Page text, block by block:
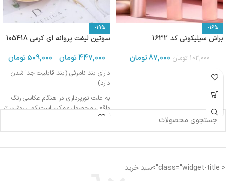
-16%
براش سیلیکونی کد 1632
103,000 تومان87,000تومان
-19%
سوتین لیفت پروانه ای کرمی 105418
447,000تومان–
509,000 تومان
دارای بند نامرئی (بند قابلیت جدا شدن
دارد)
به علت نورپردازی در هنگام عکاسی رنگ
واقعی محصول ممکن است کمی روشن تر
یا تیره تر باشد
< class="widget-title">سبد خرید